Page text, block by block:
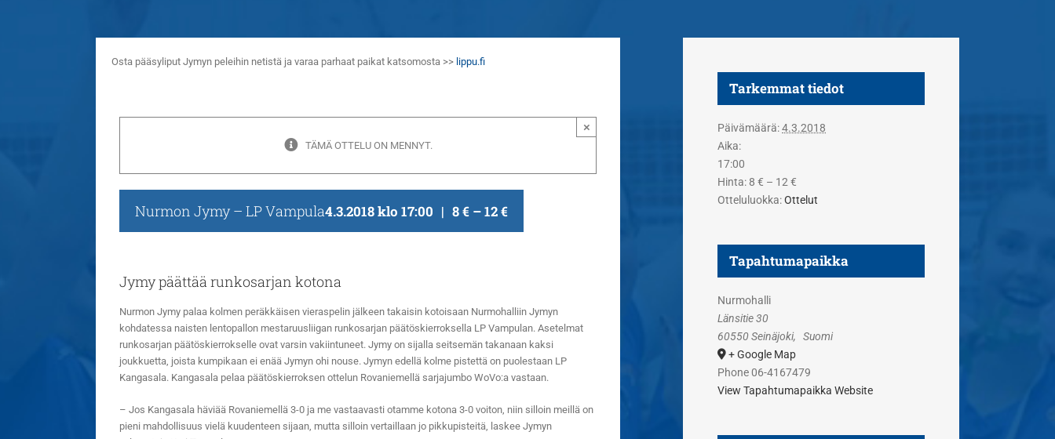
Osta pääsyliput Jymyn peleihin netistä ja varaa parhaat paikat katsomosta >> lippu.fi
TÄMÄ OTTELU ON MENNYT.
×
Nurmon Jymy – LP Vampula4.3.2018 klo 17:00 | 8 € – 12 €
Jymy päättää runkosarjan kotona
Nurmon Jymy palaa kolmen peräkkäisen vieraspelin jälkeen takaisin kotoisaan Nurmohalliin Jymyn
kohdatessa naisten lentopallon mestaruusliigan runkosarjan päätöskierroksella LP Vampulan. Asetelmat
runkosarjan päätöskierrokselle ovat varsin vakiintuneet. Jymy on sijalla seitsemän takanaan kaksi
joukkuetta, joista kumpikaan ei enää Jymyn ohi nouse. Jymyn edellä kolme pistettä on puolestaan LP
Kangasala. Kangasala pelaa päätöskierroksen ottelun Rovaniemellä sarjajumbo WoVo:a vastaan.
– Jos Kangasala häviää Rovaniemellä 3-0 ja me vastaavasti otamme kotona 3-0 voiton, niin silloin meillä on
pieni mahdollisuus vielä kuudenteen sijaan, mutta silloin vertaillaan jo pikkupisteitä, laskee Jymyn
Tarkemmat tiedot
Päivämäärä:4.3.2018
Aika:
17:00
Hinta:8 € – 12 €
Otteluluokka:Ottelut
Tapahtumapaikka
Nurmohalli
Länsitie 30
60550 Seinäjoki,
Suomi
+ Google Map
Phone06-4167479
View Tapahtumapaikka Website